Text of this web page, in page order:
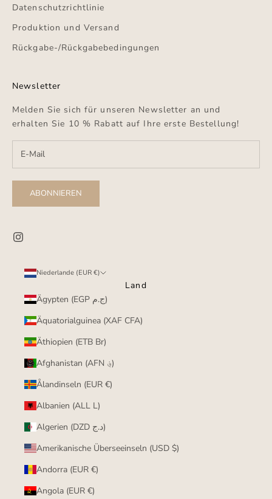
Datenschutzrichtlinie
Produktion und Versand
Rückgabe-/Rückgabebedingungen
Newsletter
Melden Sie sich für unseren Newsletter an und
erhalten Sie 10 % Rabatt auf Ihre erste Bestellung!
ABONNIEREN
Niederlande (EUR €)
Land
Ägypten (EGP ج.م)
Äquatorialguinea (XAF CFA)
Äthiopien (ETB Br)
Afghanistan (AFN ؋)
Ålandinseln (EUR €)
Albanien (ALL L)
Algerien (DZD د.ج)
Amerikanische Überseeinseln (USD $)
Andorra (EUR €)
Angola (EUR €)